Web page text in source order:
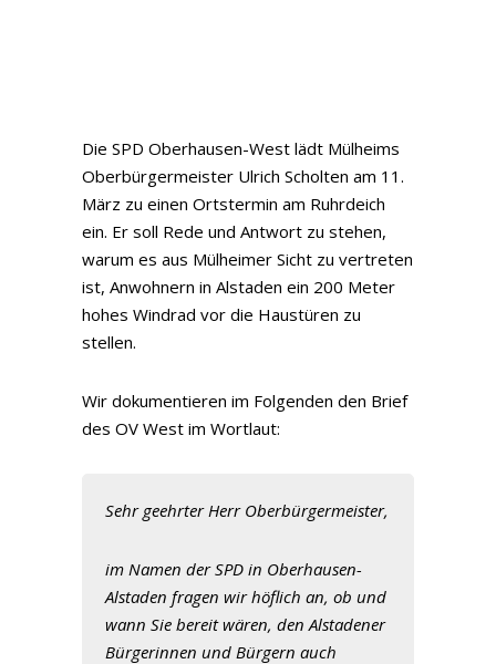
Die SPD Oberhausen-West lädt Mülheims
Oberbürgermeister Ulrich Scholten am 11.
März zu einen Ortstermin am Ruhrdeich
ein. Er soll Rede und Antwort zu stehen,
warum es aus Mülheimer Sicht zu vertreten
ist, Anwohnern in Alstaden ein 200 Meter
hohes Windrad vor die Haustüren zu
stellen.
Wir dokumentieren im Folgenden den Brief
des OV West im Wortlaut:
Sehr geehrter Herr Oberbürgermeister,
im Namen der SPD in Oberhausen-
Alstaden fragen wir höflich an, ob und
wann Sie bereit wären, den Alstadener
Bürgerinnen und Bürgern auch